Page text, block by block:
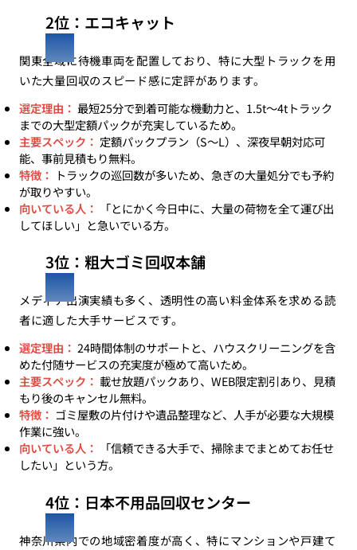
2位：エコキャット
関東全域に待機車両を配置しており、特に大型トラックを用
いた大量回収のスピード感に定評があります。
選定理由： 最短25分で到着可能な機動力と、1.5t〜4tトラック
までの大型定額パックが充実しているため。
主要スペック： 定額パックプラン（S〜L）、深夜早朝対応可
能、事前見積もり無料。
特徴： トラックの巡回数が多いため、急ぎの大量処分でも予約
が取りやすい。
向いている人：
「とにかく今日中に、大量の荷物を全て運び出
してほしい」と急いでいる方。
3位：粗大ゴミ回収本舗
メディア出演実績も多く、透明性の高い料金体系を求める読
者に適した大手サービスです。
選定理由： 24時間体制のサポートと、ハウスクリーニングを含
めた付随サービスの充実度が極めて高いため。
主要スペック： 載せ放題パックあり、WEB限定割引あり、見積
もり後のキャンセル無料。
特徴： ゴミ屋敷の片付けや遺品整理など、人手が必要な大規模
作業に強い。
向いている人：
「信頼できる大手で、掃除までまとめてお任せ
したい」という方。
4位：日本不用品回収センター
神奈川県内での地域密着度が高く、特にマンションや戸建て